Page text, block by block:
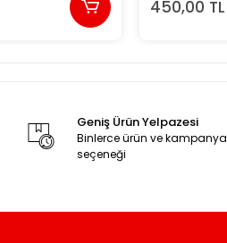
450,00 TL
Geniş Ürün Yelpazesi
Binlerce ürün ve kampanya
seçeneği